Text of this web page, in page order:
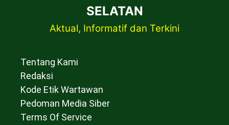
SELATAN
Aktual, Informatif dan Terkini
Tentang Kami
Redaksi
Kode Etik Wartawan
Pedoman Media Siber
Terms Of Service